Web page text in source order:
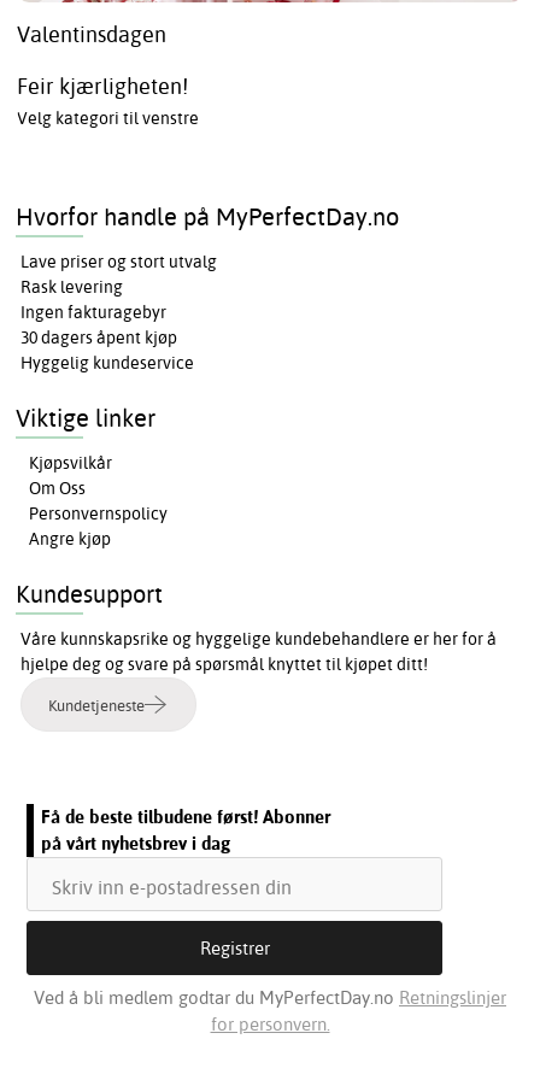
Valentinsdagen
Feir kjærligheten!
Velg kategori til venstre
Hvorfor handle på MyPerfectDay.no
Lave priser og stort utvalg
Rask levering
Ingen fakturagebyr
30 dagers åpent kjøp
Hyggelig kundeservice
Viktige linker
Kjøpsvilkår
Om Oss
Personvernspolicy
Angre kjøp
Kundesupport
Våre kunnskapsrike og hyggelige kundebehandlere er her for å
hjelpe deg og svare på spørsmål knyttet til kjøpet ditt!
Kundetjeneste
Få de beste tilbudene først! Abonner
på vårt nyhetsbrev i dag
Ved å bli medlem godtar du MyPerfectDay.no Retningslinjer
for personvern.